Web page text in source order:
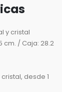
y cristal
cm. / Caja: 28.2
desde 1